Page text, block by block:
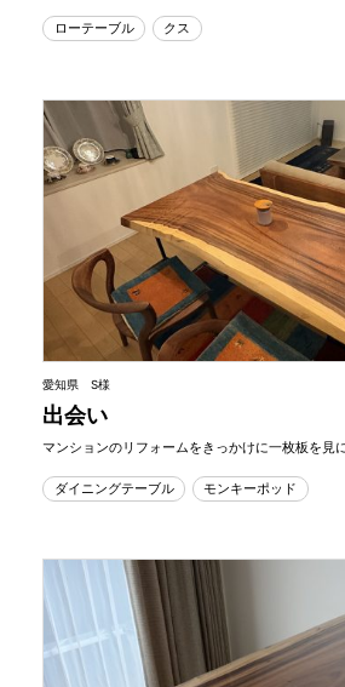
ローテーブル クス
愛知県 S様
出会い
マンションのリフォームをきっかけに一枚板を見
ダイニングテーブル モンキーポッド